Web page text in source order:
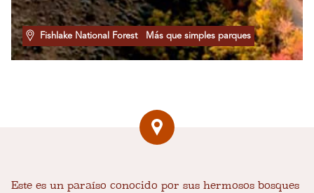
Fishlake National Forest Más que simples parques
Este es un paraíso conocido por sus hermosos bosques